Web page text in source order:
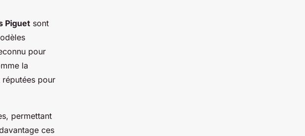
Piguet sont
pour
la
réputées pour
permettant
ces